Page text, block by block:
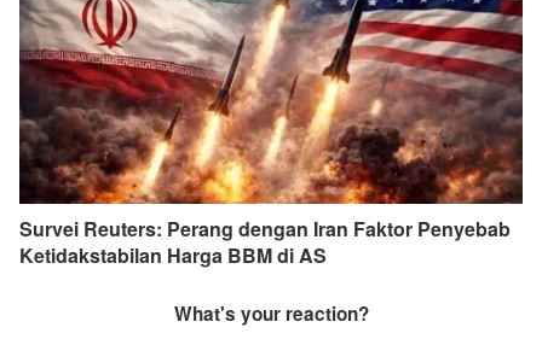
Survei Reuters: Perang dengan Iran Faktor Penyebab
Ketidakstabilan Harga BBM di AS